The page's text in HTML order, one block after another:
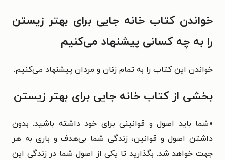
خواندن کتاب خانه جایی برای بهتر زیستن
را به چه کسانی پیشنهاد می‌کنیم
خواندن این کتاب را به تمام زنان و مردان پیشنهاد می‌کنیم.
بخشی از کتاب خانه جایی برای بهتر زیستن
«شما باید اصول و قوانینی برای خود داشته باشید. بدون
داشتن اصول و قوانین،‌ زندگی شما بی‌هدف و باری به هر
جهت خواهد شد. بگذارید تا یکی از اصول شما در زندگی این